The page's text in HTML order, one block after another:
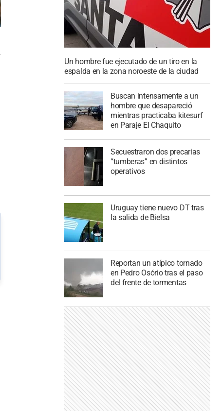
Un hombre fue ejecutado de un tiro en la
espalda en la zona noroeste de la ciudad
Buscan intensamente a un
hombre que desapareció
mientras practicaba kitesurf
en Paraje El Chaquito
Secuestraron dos precarias
“tumberas” en distintos
operativos
Uruguay tiene nuevo DT tras
la salida de Bielsa
Reportan un atípico tornado
en Pedro Osório tras el paso
del frente de tormentas